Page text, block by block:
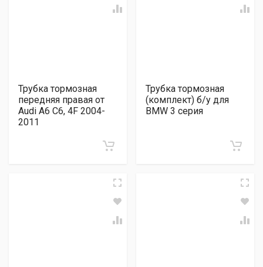
Трубка тормозная
передняя правая от
Audi A6 C6, 4F 2004-
2011
Трубка тормозная
(комплект) б/у для
BMW 3 серия